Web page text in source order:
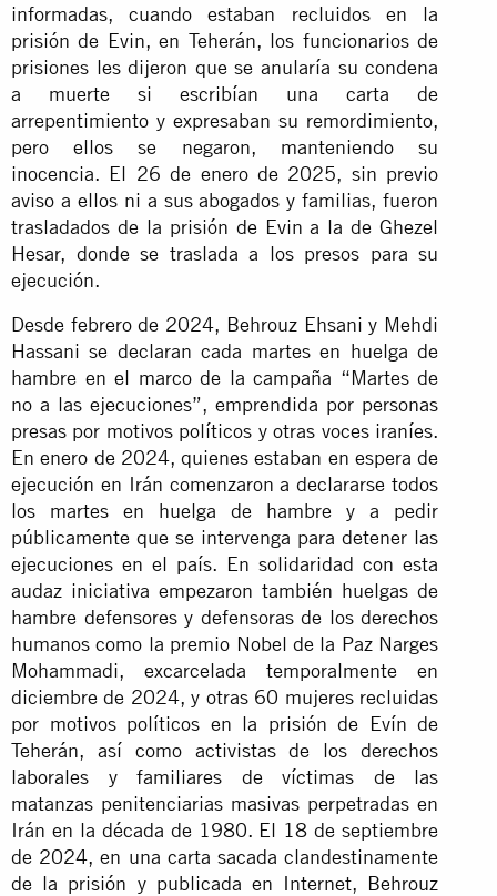
informadas, cuando estaban recluidos en la
prisión de Evin, en Teherán, los funcionarios de
prisiones les dijeron que se anularía su condena
a muerte si escribían una carta de
arrepentimiento y expresaban su remordimiento,
pero ellos se negaron, manteniendo su
inocencia. El 26 de enero de 2025, sin previo
aviso a ellos ni a sus abogados y familias, fueron
trasladados de la prisión de Evin a la de Ghezel
Hesar, donde se traslada a los presos para su
ejecución.
Desde febrero de 2024, Behrouz Ehsani y Mehdi
Hassani se declaran cada martes en huelga de
hambre en el marco de la campaña “Martes de
no a las ejecuciones”, emprendida por personas
presas por motivos políticos y otras voces iraníes.
En enero de 2024, quienes estaban en espera de
ejecución en Irán comenzaron a declararse todos
los martes en huelga de hambre y a pedir
públicamente que se intervenga para detener las
ejecuciones en el país. En solidaridad con esta
audaz iniciativa empezaron también huelgas de
hambre defensores y defensoras de los derechos
humanos como la premio Nobel de la Paz Narges
Mohammadi, excarcelada temporalmente en
diciembre de 2024, y otras 60 mujeres recluidas
por motivos políticos en la prisión de Evín de
Teherán, así como activistas de los derechos
laborales y familiares de víctimas de las
matanzas penitenciarias masivas perpetradas en
Irán en la década de 1980. El 18 de septiembre
de 2024, en una carta sacada clandestinamente
de la prisión y publicada en Internet, Behrouz